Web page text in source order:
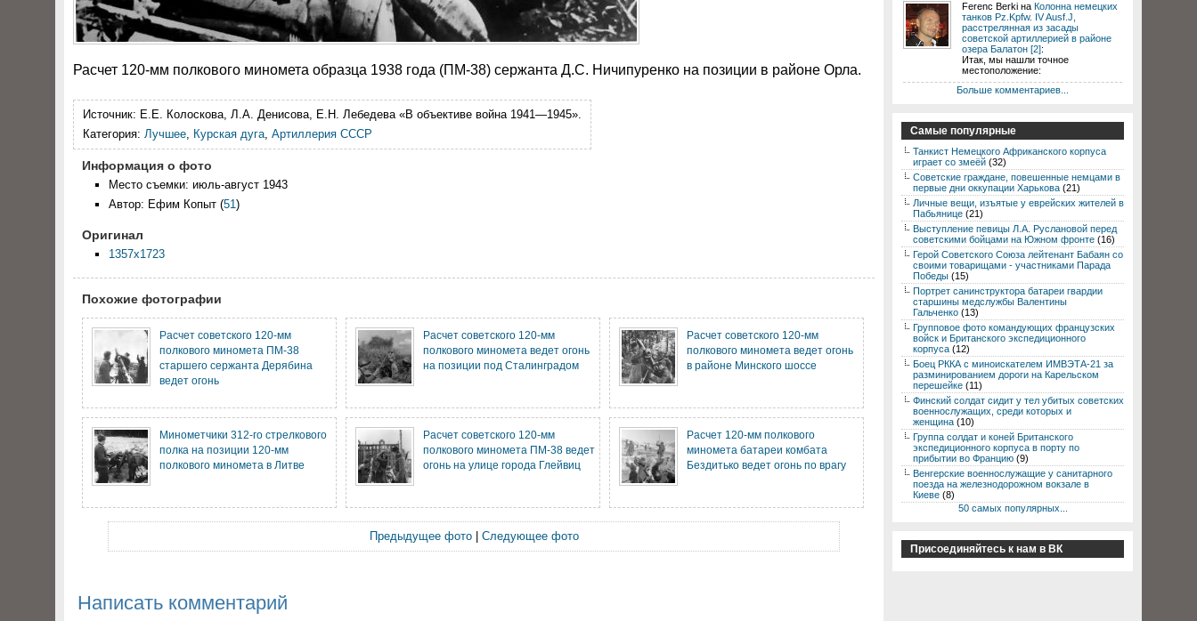
Расчет 120-мм полкового миномета образца 1938 года (ПМ-38) сержанта Д.С. Ничипуренко на позиции в районе Орла.
Источник: E.E. Колоскова, Л.А. Денисова, Е.Н. Лебедева «В объективе война 1941—1945».
Категория: Лучшее, Курская дуга, Артиллерия СССР
Информация о фото
Место съемки: июль-август 1943
Автор: Ефим Копыт (51)
Оригинал
1357x1723
Похожие фотографии
Расчет советского 120-мм
полкового миномета ПМ-38
старшего сержанта Дерябина
ведет огонь
Расчет советского 120-мм
полкового миномета ведет огонь
на позиции под Сталинградом
Расчет советского 120-мм
полкового миномета ведет огонь
в районе Минского шоссе
Минометчики 312-го стрелкового
полка на позиции 120-мм
полкового миномета в Литве
Расчет советского 120-мм
полкового миномета ПМ-38 ведет
огонь на улице города Глейвиц
Расчет 120-мм полкового
миномета батареи комбата
Бездитько ведет огонь по врагу
Предыдущее фото| Следующее фото
Написать комментарий
Ferenc Berki на Колонна немецких
танков Pz.Kpfw. IV Ausf.J,
расстрелянная из засады
советской артиллерией в районе
озера Балатон [2]:
Итак, мы нашли точное
местоположение:
Больше комментариев...
Самые популярные
Танкист Немецкого Африканского корпуса
играет со змеёй (32)
Советские граждане, повешенные немцами в
первые дни оккупации Харькова (21)
Личные вещи, изъятые у еврейских жителей в
Пабьянице (21)
Выступление певицы Л.А. Руслановой перед
советскими бойцами на Южном фронте (16)
Герой Советского Союза лейтенант Бабаян со
своими товарищами - участниками Парада
Победы (15)
Портрет санинструктора батареи гвардии
старшины медслужбы Валентины
Гальченко (13)
Групповое фото командующих французских
войск и Британского экспедиционного
корпуса (12)
Боец РККА с миноискателем ИМВЭТА-21 за
разминированием дороги на Карельском
перешейке (11)
Финский солдат сидит у тел убитых советских
военнослужащих, среди которых и
женщина (10)
Группа солдат и коней Британского
экспедиционного корпуса в порту по
прибытии во Францию (9)
Венгерские военнослужащие у санитарного
поезда на железнодорожном вокзале в
Киеве (8)
50 самых популярных...
Присоединяйтесь к нам в ВК